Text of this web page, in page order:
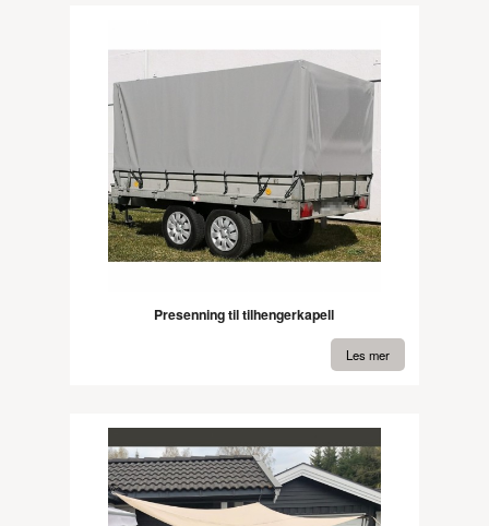
Presenning til tilhengerkapell
Les mer